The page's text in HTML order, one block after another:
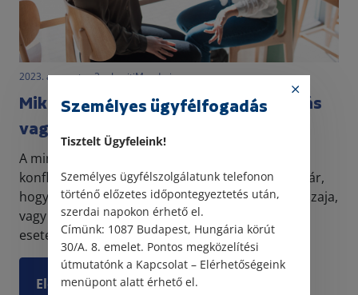
2023. augusztus 2. • LegitiMoadmin
Mikor tegyek feljelentést rágalmazás
vagy becsületsértés miatt?
A mindennapokban gyakran előfordulnak
konfliktusos helyzetek. Mindenkivel előfordult már,
hogy idegesítette a szomszédból átszűrődő buli zaja,
vagy kéretlen szavakat vágtak a fejéhez. Ezek az
esete...
Elolvasom
Személyes ügyfélfogadás
Tisztelt Ügyfeleink!
Személyes ügyfélszolgálatunk telefonon
történő előzetes időpontegyeztetés után,
szerdai napokon érhető el.
Címünk: 1087 Budapest, Hungária körút
30/A. 8. emelet. Pontos megközelítési
útmutatónk a Kapcsolat – Elérhetőségeink
menüpont alatt érhető el.